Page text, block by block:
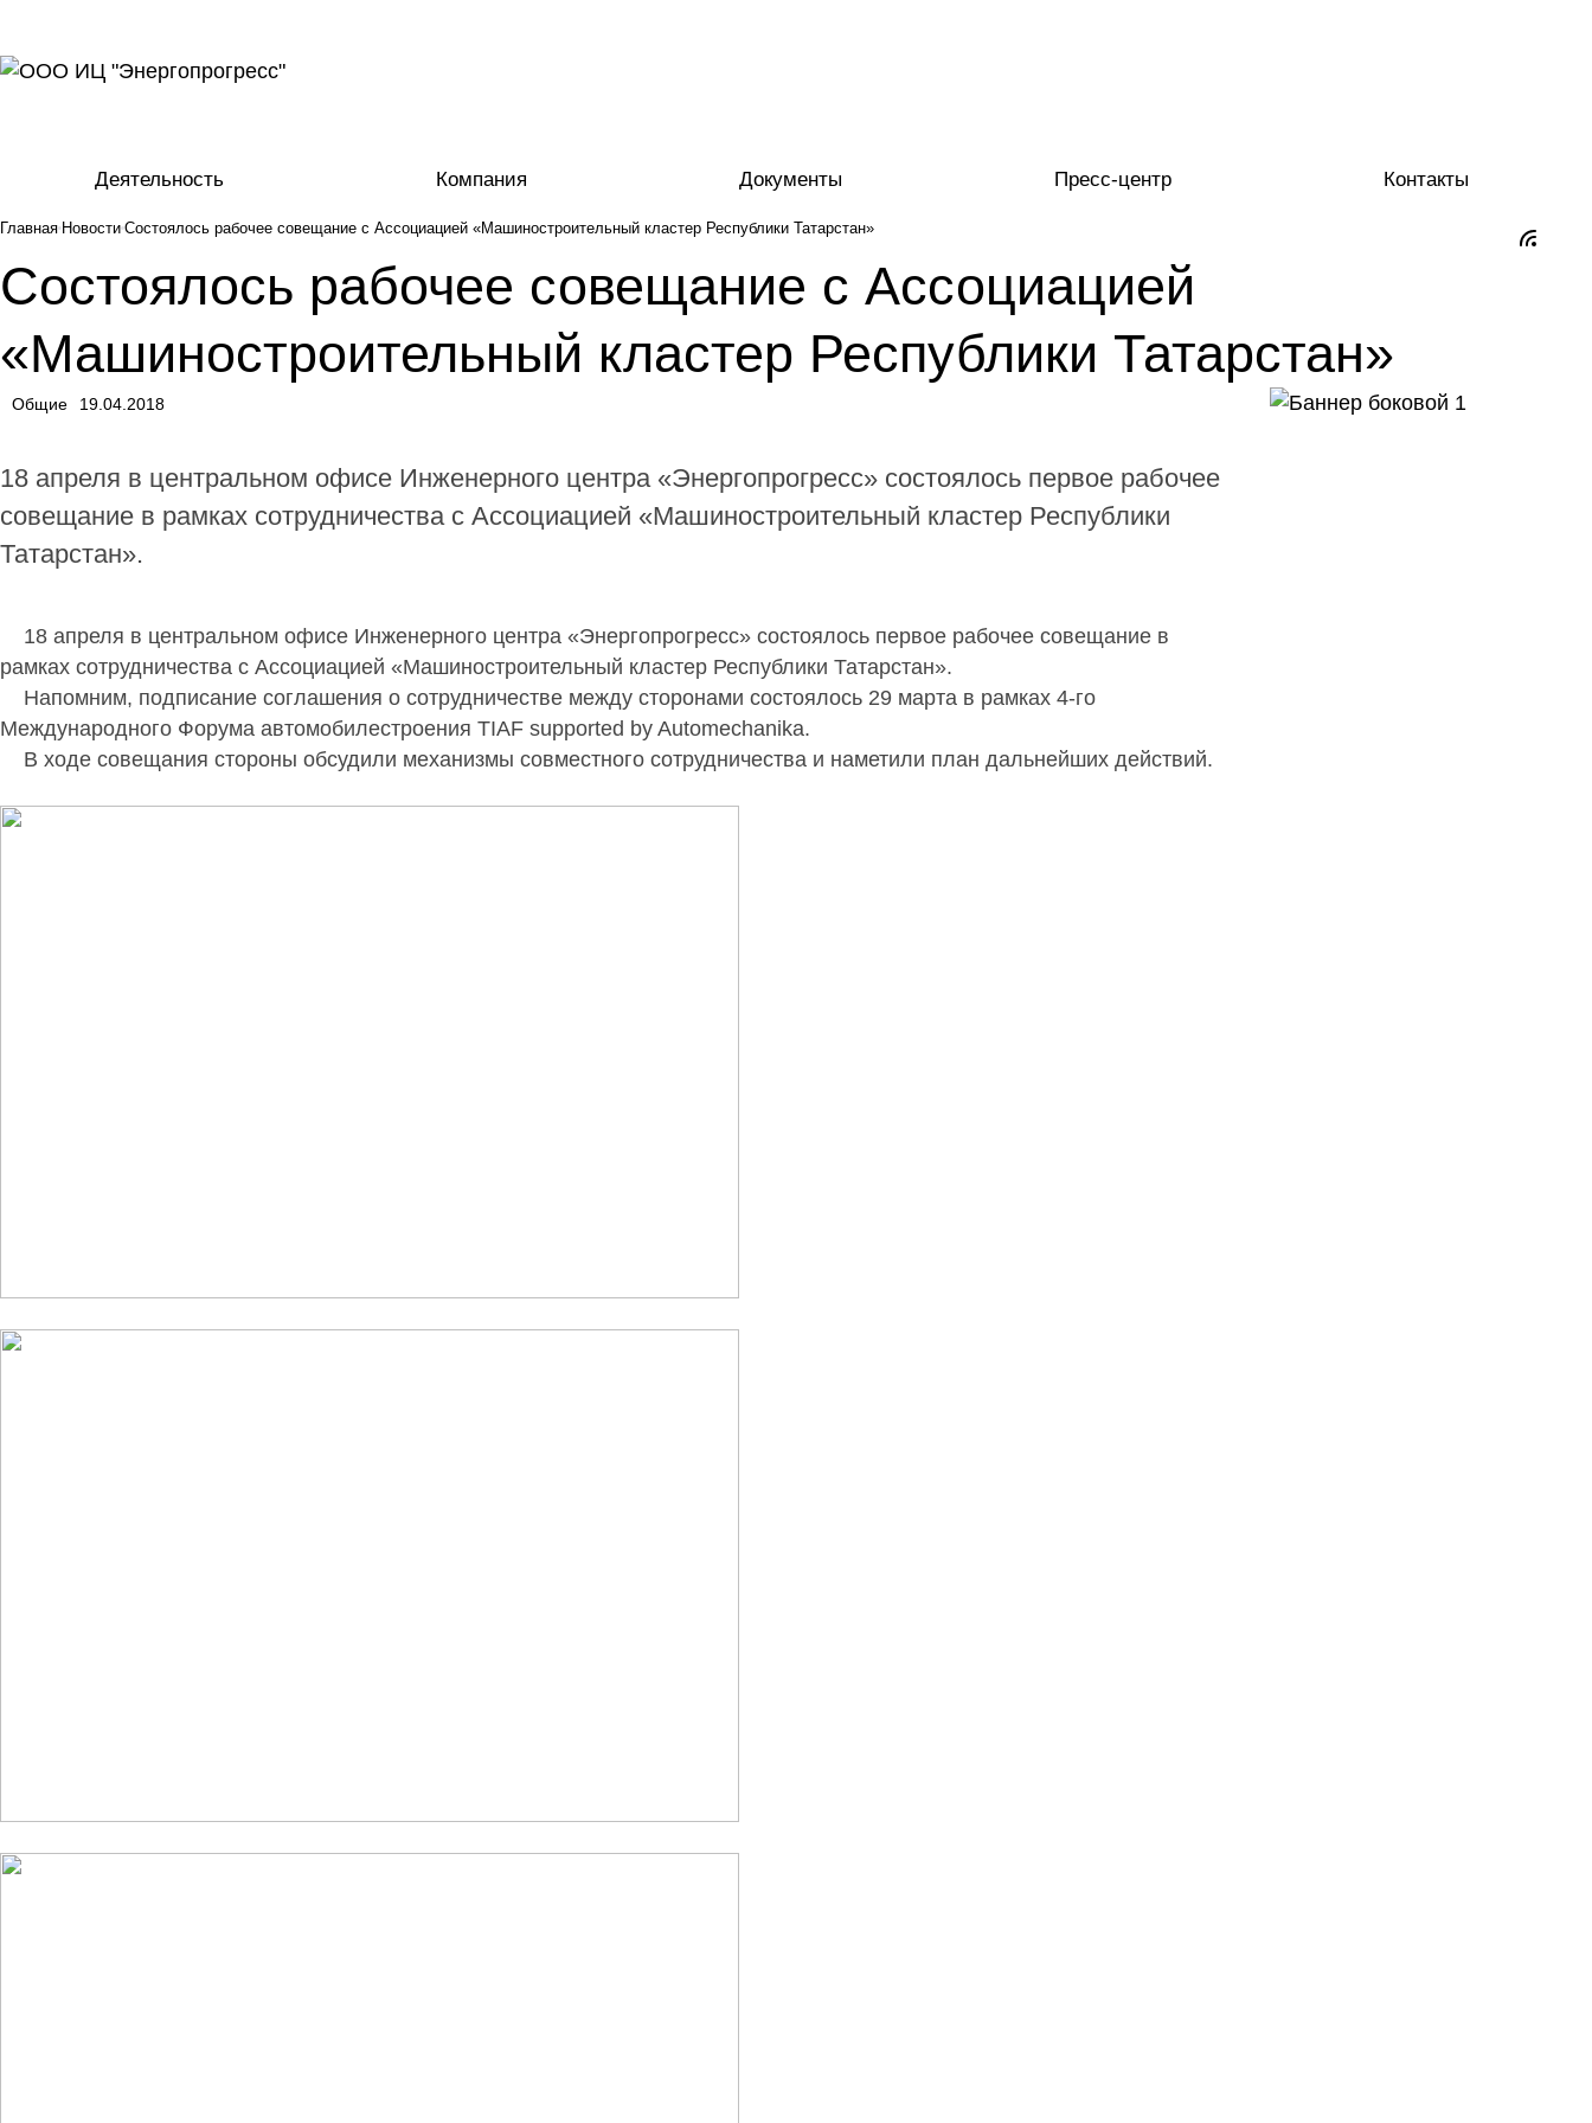
Деятельность Компания Документы Пресс-центр Контакты
Главная Новости Состоялось рабочее совещание с Ассоциацией «Машиностроительный кластер Республики Татарстан»
Состоялось рабочее совещание с Ассоциацией
«Машиностроительный кластер Республики Татарстан»
Общие 19.04.2018
18 апреля в центральном офисе Инженерного центра «Энергопрогресс» состоялось первое рабочее
совещание в рамках сотрудничества с Ассоциацией «Машиностроительный кластер Республики
Татарстан».
18 апреля в центральном офисе Инженерного центра «Энергопрогресс» состоялось первое рабочее совещание в
рамках сотрудничества с Ассоциацией «Машиностроительный кластер Республики Татарстан».
Напомним, подписание соглашения о сотрудничестве между сторонами состоялось 29 марта в рамках 4-го
Международного Форума автомобилестроения TIAF supported by Automechanika.
В ходе совещания стороны обсудили механизмы совместного сотрудничества и наметили план дальнейших действий.